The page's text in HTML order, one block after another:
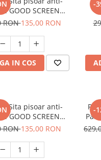
GOOD SCREEN
30+, Purple Berry
RON135,00 RON
IN COS
-
x Sita pisoar anti-
GOOD SCREEN
30+, Citrus
RON135,00 RON
-